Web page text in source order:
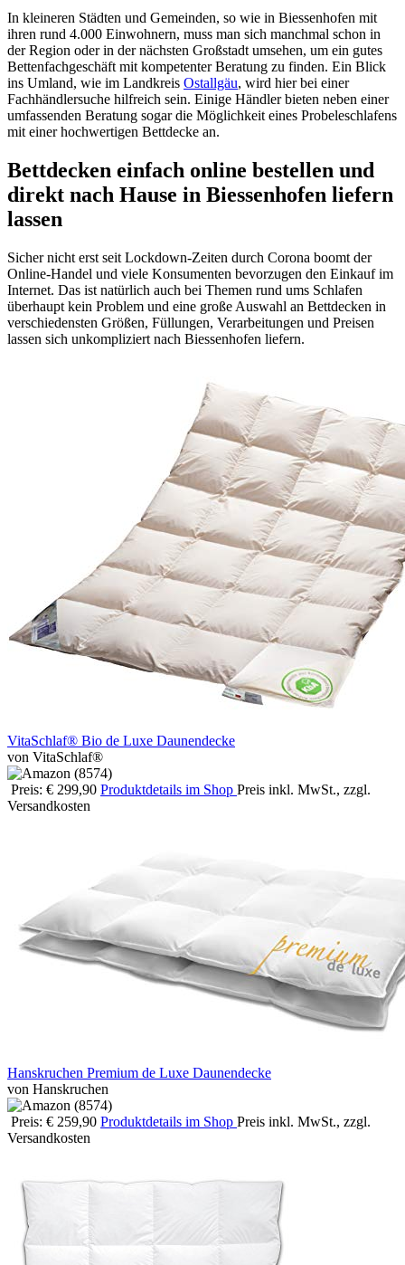
In kleineren Städten und Gemeinden, so wie in Biessenhofen mit
ihren rund 4.000 Einwohnern, muss man sich manchmal schon in
der Region oder in der nächsten Großstadt umsehen, um ein gutes
Bettenfachgeschäft mit kompetenter Beratung zu finden. Ein Blick
ins Umland, wie im Landkreis Ostallgäu, wird hier bei einer
Fachhändlersuche hilfreich sein. Einige Händler bieten neben einer
umfassenden Beratung sogar die Möglichkeit eines Probeleschlafens
mit einer hochwertigen Bettdecke an.
Bettdecken einfach online bestellen und
direkt nach Hause in Biessenhofen liefern
lassen
Sicher nicht erst seit Lockdown-Zeiten durch Corona boomt der
Online-Handel und viele Konsumenten bevorzugen den Einkauf im
Internet. Das ist natürlich auch bei Themen rund ums Schlafen
überhaupt kein Problem und eine große Auswahl an Bettdecken in
verschiedensten Größen, Füllungen, Verarbeitungen und Preisen
lassen sich unkompliziert nach Biessenhofen liefern.
VitaSchlaf® Bio de Luxe Daunendecke
von VitaSchlaf®
Preis: € 299,90 Produktdetails im Shop Preis inkl. MwSt., zzgl.
Versandkosten
Hanskruchen Premium de Luxe Daunendecke
von Hanskruchen
Preis: € 259,90 Produktdetails im Shop Preis inkl. MwSt., zzgl.
Versandkosten